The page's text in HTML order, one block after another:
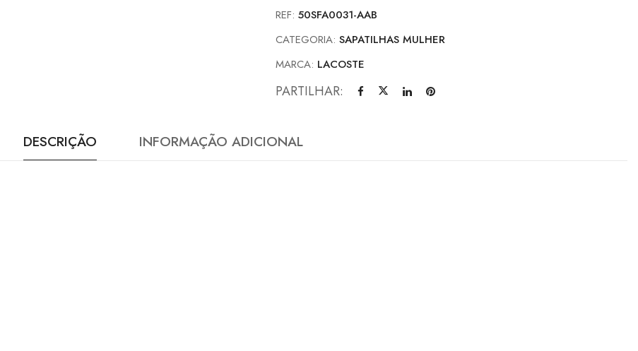
REF:50SFA0031-AAB
CATEGORIA:SAPATILHAS MULHER
MARCA: LACOSTE
PARTILHAR:
DESCRIÇÃO INFORMAÇÃO ADICIONAL